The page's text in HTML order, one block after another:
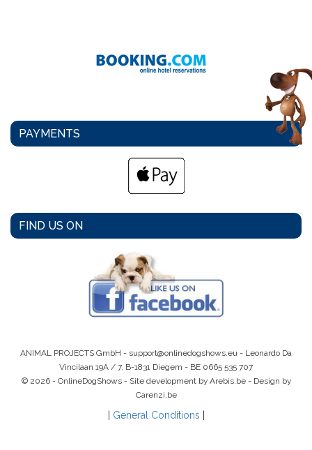
PAYMENTS
FIND US ON
ANIMAL PROJECTS GmbH - support@onlinedogshows.eu - Leonardo Da
Vincilaan 19A / 7, B-1831 Diegem - BE 0665 535 707
© 2026 - OnlineDogShows - Site development by Arebis.be - Design by
Carenzi.be
General Conditions